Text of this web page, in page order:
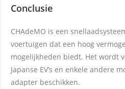
Conclusie
CHAdeMO is een
voertuigen dat een hoog
mogelijkheden biedt. Het wordt
Japanse EV’s en enkele andere
adapter beschikken.